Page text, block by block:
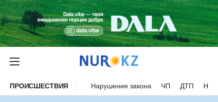
ПРОИСШЕСТВИЯ Нарушения закона ЧП ДТП